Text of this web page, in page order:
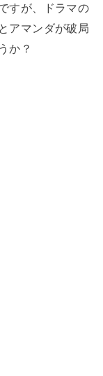
すが、ドラマの
アマンダが破局
か？